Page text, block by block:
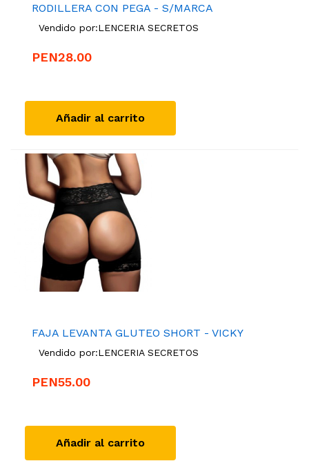
RODILLERA CON PEGA - S/MARCA
Vendido por:LENCERIA SECRETOS
PEN28.00
Añadir al carrito
FAJA LEVANTA GLUTEO SHORT - VICKY
Vendido por:LENCERIA SECRETOS
PEN55.00
Añadir al carrito